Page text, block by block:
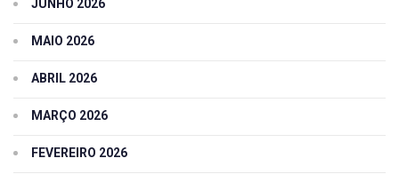
JUNHO 2026
MAIO 2026
ABRIL 2026
MARÇO 2026
FEVEREIRO 2026